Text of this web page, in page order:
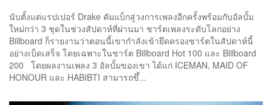
นับตั้งแต่แรปเปอร์ Drake คัมแบ็กสู่วงการเพลงอีกครั้งพร้อมกับอัลบั้ม
ใหม่กว่า 3 ชุดในช่วงสัปดาห์ที่ผ่านมา ชาร์ตเพลงระดับโลกอย่าง
Billboard ก็รายงานว่าตอนนี้เขากำลังเข้ายึดครองชาร์ตในสัปดาห์นี้
อย่างเบ็ดเสร็จ โดยเฉพาะในชาร์ต Billboard Hot 100 และ Billboard
200 โดยผลงานเพลง 3 อัลบั้มของเขา ได้แก่ ICEMAN, MAID OF
HONOUR และ HABIBTI สามารถขึ้...